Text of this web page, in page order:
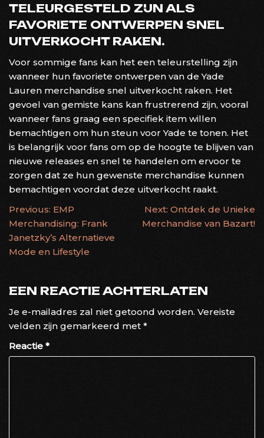
TELEURGESTELD ZIJN ALS
FAVORIETE ONTWERPEN SNEL
UITVERKOCHT RAKEN.
Voor sommige fans kan het een teleurstelling zijn
wanneer hun favoriete ontwerpen van de Yade
Lauren merchandise snel uitverkocht raken. Het
gevoel van gemiste kans kan frustrerend zijn, vooral
wanneer fans graag een specifiek item willen
bemachtigen om hun steun voor Yade te tonen. Het
is belangrijk voor fans om op de hoogte te blijven van
nieuwe releases en snel te handelen om ervoor te
zorgen dat ze hun gewenste merchandise kunnen
bemachtigen voordat deze uitverkocht raakt.
BERICHTNAVIGATIE
Previous: EMP
Merchandising: Frank
Janetzky’s Alternatieve
Mode en Lifestyle
Next: Ontdek de Unieke
Merchandise van Bazart!
EEN REACTIE ACHTERLATEN
Je e-mailadres zal niet getoond worden. Vereiste
velden zijn gemarkeerd met *
Reactie *